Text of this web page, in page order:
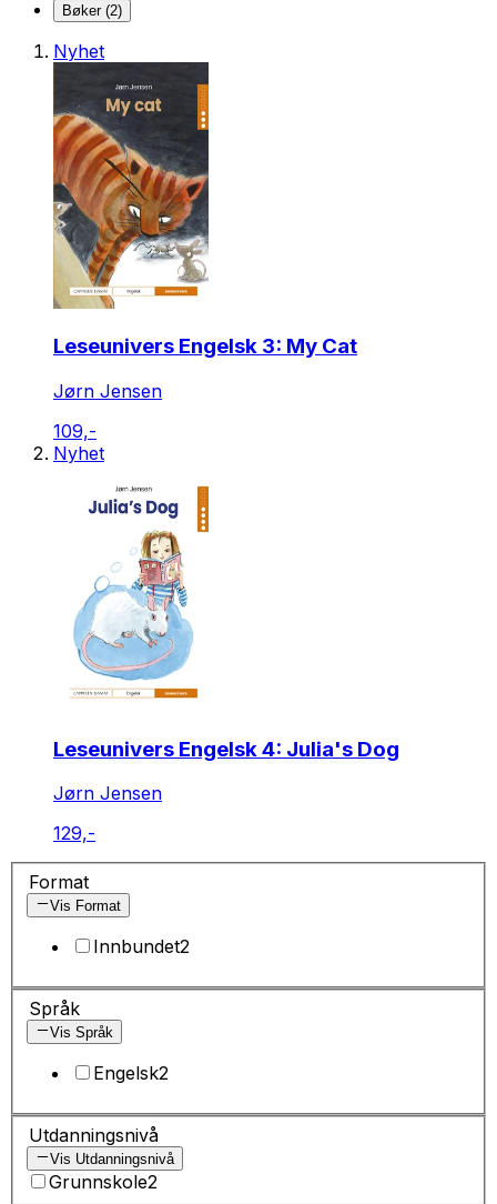
Bøker (2)
Nyhet
Leseunivers Engelsk 3: My Cat
Jørn Jensen
109,-
Nyhet
Leseunivers Engelsk 4: Julia's Dog
Jørn Jensen
129,-
Format
Vis Format
Innbundet2
Språk
Vis Språk
Engelsk2
Utdanningsnivå
Vis Utdanningsnivå
Grunnskole2